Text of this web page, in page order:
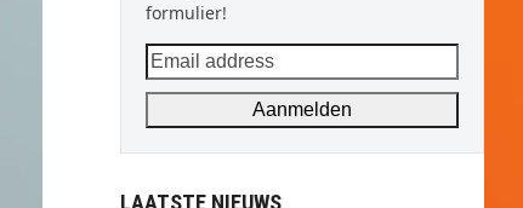
formulier!
Email
address
Aanmelden
LAATSTE NIEUWS